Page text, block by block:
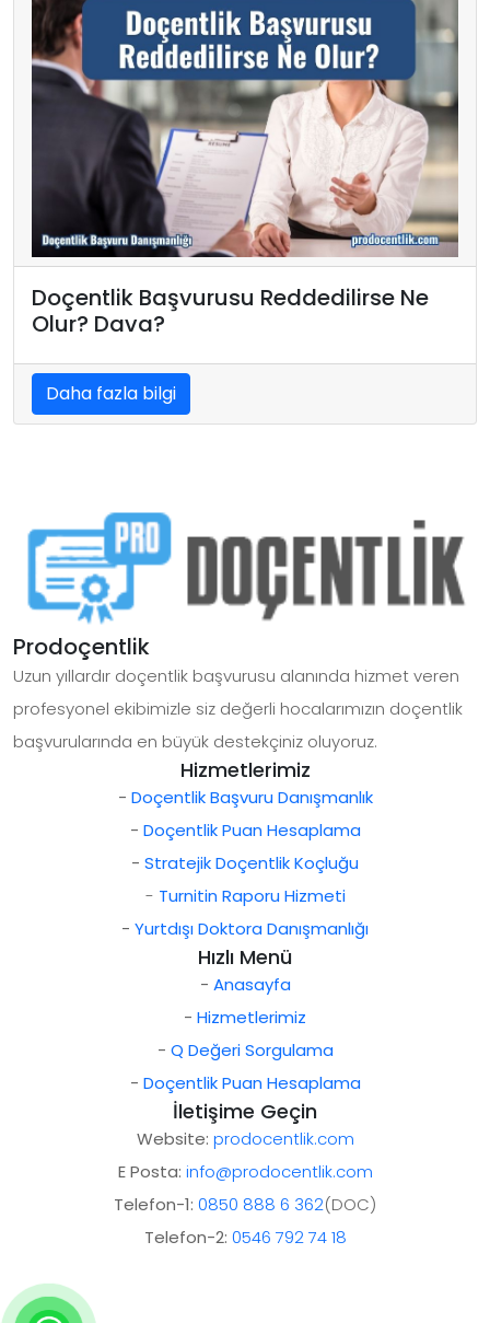
Doçentlik Başvurusu Reddedilirse Ne
Olur? Dava?
Daha fazla bilgi
Prodoçentlik
Uzun yıllardır doçentlik başvurusu alanında hizmet veren
profesyonel ekibimizle siz değerli hocalarımızın doçentlik
başvurularında en büyük destekçiniz oluyoruz.
Hizmetlerimiz
- Doçentlik Başvuru Danışmanlık
- Doçentlik Puan Hesaplama
- Stratejik Doçentlik Koçluğu
- Turnitin Raporu Hizmeti
- Yurtdışı Doktora Danışmanlığı
Hızlı Menü
- Anasayfa
- Hizmetlerimiz
- Q Değeri Sorgulama
- Doçentlik Puan Hesaplama
İletişime Geçin
Website: prodocentlik.com
E Posta: info@prodocentlik.com
Telefon-1: 0850 888 6 362(DOC)
Telefon-2: 0546 792 74 18